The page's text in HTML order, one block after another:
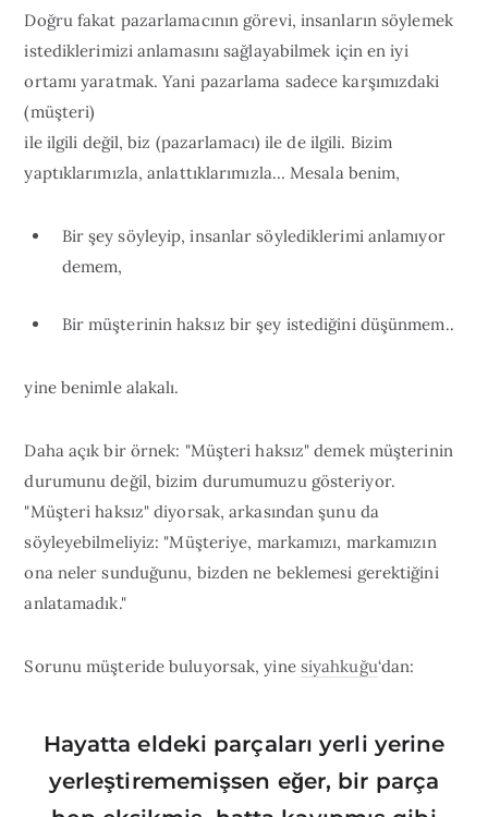
Doğru fakat pazarlamacının görevi, insanların söylemek
istediklerimizi anlamasını sağlayabilmek için en iyi
ortamı yaratmak. Yani pazarlama sadece karşımızdaki
(müşteri)
ile ilgili değil, biz (pazarlamacı) ile de ilgili. Bizim
yaptıklarımızla, anlattıklarımızla… Mesala benim,
Bir şey söyleyip, insanlar söylediklerimi anlamıyor
demem,
Bir müşterinin haksız bir şey istediğini düşünmem..
yine benimle alakalı.
Daha açık bir örnek: "Müşteri haksız" demek müşterinin
durumunu değil, bizim durumumuzu gösteriyor.
"Müşteri haksız" diyorsak, arkasından şunu da
söyleyebilmeliyiz: "Müşteriye, markamızı, markamızın
ona neler sunduğunu, bizden ne beklemesi gerektiğini
anlatamadık."
Sorunu müşteride buluyorsak, yine siyahkuğu‘dan:
Hayatta eldeki parçaları yerli yerine
yerleştirememişsen eğer, bir parça